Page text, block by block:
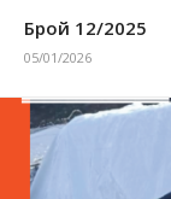
Брой 12/2025
05/01/2026